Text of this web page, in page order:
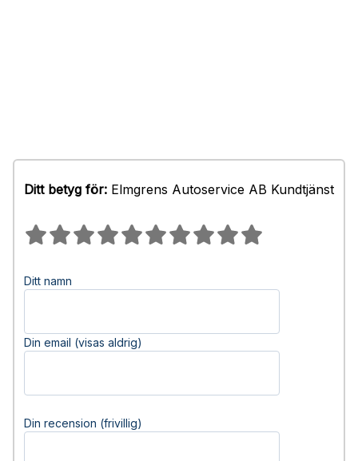
Ditt betyg för: Elmgrens Autoservice AB Kundtjänst
Ditt namn
Din email (visas aldrig)
Din recension (frivillig)